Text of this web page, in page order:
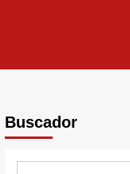
Buscador